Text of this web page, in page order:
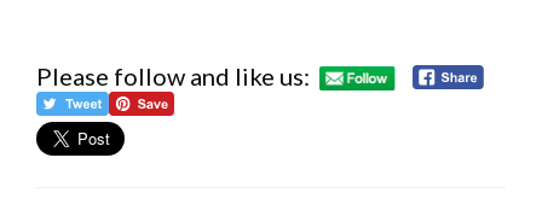
Please follow and like us: